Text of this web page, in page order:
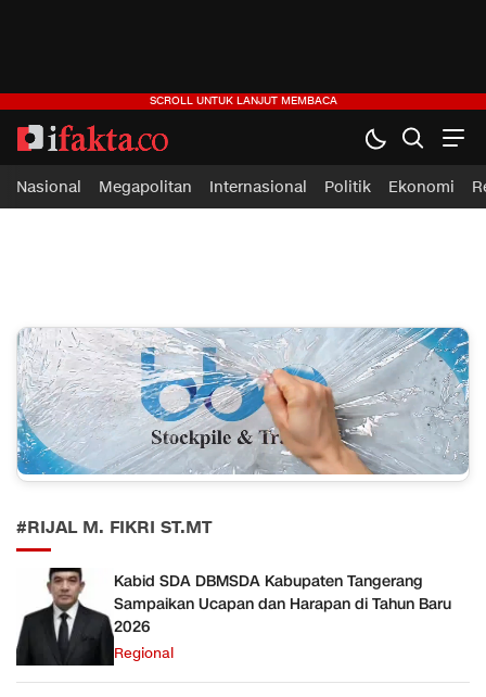
ifakta.co
#pastibenar
Nasional Megapolitan Internasional Politik Ekonomi
#RIJAL M. FIKRI ST.MT
Kabid SDA DBMSDA Kabupaten Tangerang
Sampaikan Ucapan dan Harapan di Tahun Baru
2026
Regional